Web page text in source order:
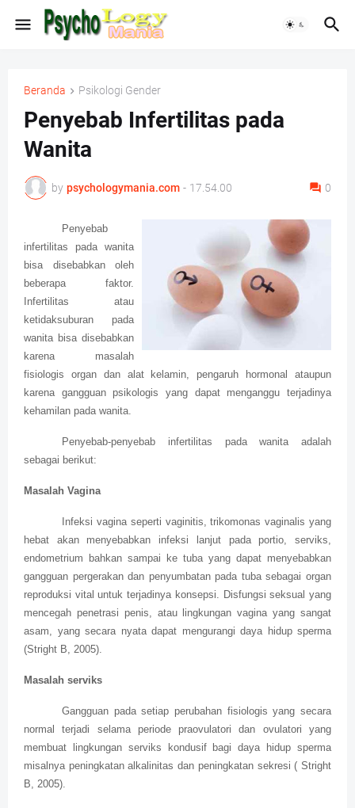
Beranda Psikologi Gender
Penyebab Infertilitas pada
Wanita
by psychologymania.com - 17.54.00 0
Penyebab
infertilitas pada wanita
bisa disebabkan oleh
beberapa faktor.
Infertilitas atau
ketidaksuburan pada
wanita bisa disebabkan
karena masalah
fisiologis organ dan alat kelamin, pengaruh hormonal ataupun
karena gangguan psikologis yang dapat menganggu terjadinya
kehamilan pada wanita.
Penyebab-penyebab infertilitas pada wanita adalah
sebagai berikut:
Masalah Vagina
Infeksi vagina seperti vaginitis, trikomonas vaginalis yang
hebat akan menyebabkan infeksi lanjut pada portio, serviks,
endometrium bahkan sampai ke tuba yang dapat menyebabkan
gangguan pergerakan dan penyumbatan pada tuba sebagai organ
reproduksi vital untuk terjadinya konsepsi. Disfungsi seksual yang
mencegah penetrasi penis, atau lingkungan vagina yang sangat
asam, yang secara nyata dapat mengurangi daya hidup sperma
(Stright B, 2005).
Masalah serviks
Gangguan pada setiap perubahan fisiologis yang secara
normal terjadi selama periode praovulatori dan ovulatori yang
membuat lingkungan serviks kondusif bagi daya hidup sperma
misalnya peningkatan alkalinitas dan peningkatan sekresi ( Stright
B, 2005).